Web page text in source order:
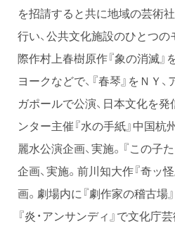
を招請すると共に地域の芸術
行い、公共文化施設のひとつ
際作村上春樹原作『象の消滅』
ヨークなどで、『春琴』をＮＹ
ガポールで公演、日本文化を発
ンター主催『水の手紙』中国杭
麗水公演企画、実施。『この子
企画、実施。前川知大作『奇ッ
画。劇場内に『劇作家の稽古場
『炎・アンサンディ』で文化庁